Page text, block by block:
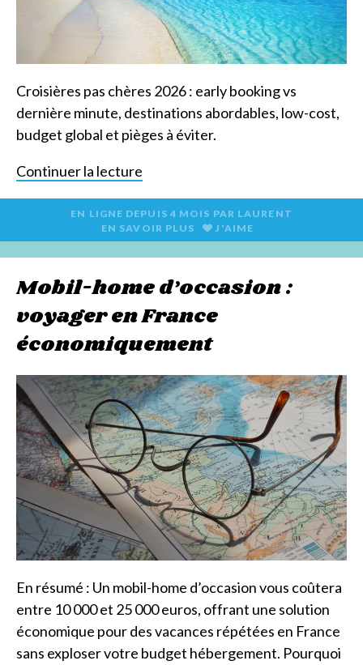
Croisières pas chères 2026 : early booking vs
dernière minute, destinations abordables, low-cost,
budget global et pièges à éviter.
Continuer la lecture
EN LIGNE DEPUIS 4 MOIS PAR LAURENT
EN SAVOIR PLUS
J'AIME
Mobil-home d’occasion :
voyager en France
économiquement
En résumé : Un mobil-home d’occasion vous coûtera
entre 10 000 et 25 000 euros, offrant une solution
économique pour des vacances répétées en France
sans exploser votre budget hébergement. Pourquoi